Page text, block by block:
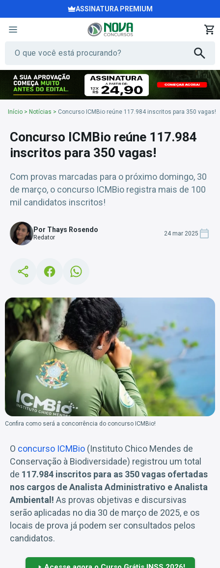
ASSINATURA PREMIUM
Início > Notícias > Concurso ICMBio reúne 117.984 inscritos para 350 vagas!
Concurso ICMBio reúne 117.984
inscritos para 350 vagas!
Com provas marcadas para o próximo domingo, 30
de março, o concurso ICMBio registra mais de 100
mil candidatos inscritos!
Por Thays Rosendo
Redator
24 mar 2025
Confira como será a concorrência do concurso ICMBio!
O concurso ICMBio (Instituto Chico Mendes de
Conservação à Biodiversidade) registrou um total
de 117.984 inscritos para as 350 vagas ofertadas
nos cargos de Analista Administrativo e Analista
Ambiental! As provas objetivas e discursivas
serão aplicadas no dia 30 de março de 2025, e os
locais de prova já podem ser consultados pelos
candidatos.